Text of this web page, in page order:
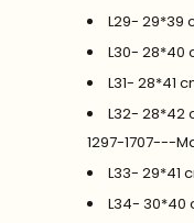
L29- 29*39
L30- 28*40
L31- 28*41
L32- 28*42
1297-1707---
L33- 29*41
L34- 30*40